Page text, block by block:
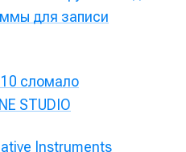
для записи
сломало
STUDIO
Instruments